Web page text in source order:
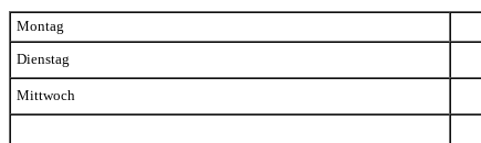
Montag
Dienstag
Mittwoch